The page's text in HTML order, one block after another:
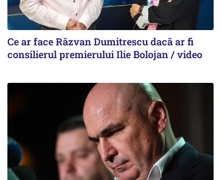
Ce ar face Răzvan Dumitrescu dacă ar fi
consilierul premierului Ilie Bolojan / video